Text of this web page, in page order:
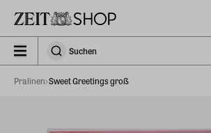
SuchenSuchen
Pralinen Sweet Greetings groß